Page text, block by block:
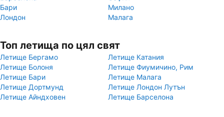
Бари
Милано
Лондон
Малага
Топ летища по цял свят
Летище Бергамо
Летище Катания
Летище Болоня
Летище Фиумичино, Рим
Летище Бари
Летище Малага
Летище Дортмунд
Летище Лондон Лутън
Летище Айндховен
Летище Барселона